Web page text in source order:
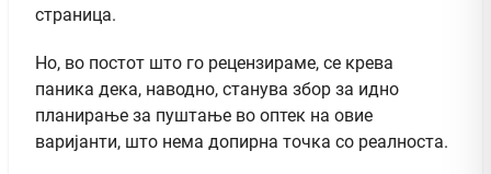
страница.
Но, во постот што го рецензираме, се крева
паника дека, наводно, станува збор за идно
планирање за пуштање во оптек на овие
варијанти, што нема допирна точка со реалноста.